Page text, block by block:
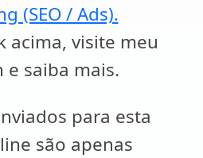
(SEO / Ads).
acima, visite meu
e saiba mais.
para esta
são apenas